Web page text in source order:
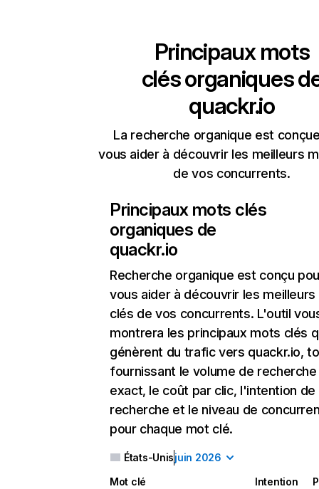
Principaux mots
clés organiques
quackr.io
La recherche organique est
vous aider à découvrir les meilleurs
de vos concurrents.
Principaux mots clés
organiques de
quackr.io
Recherche organique est conçu
vous aider à découvrir les
clés de vos concurrents. L'outil
montrera les principaux mots clés
génèrent du trafic vers quackr.io,
fournissant le volume de recherche
exact, le coût par clic, l'intention de
recherche et le niveau de
pour chaque mot clé.
États-Unisjuin 2026
Mot clé Intention